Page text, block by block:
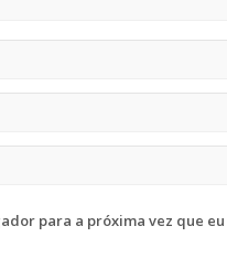
para a próxima vez que